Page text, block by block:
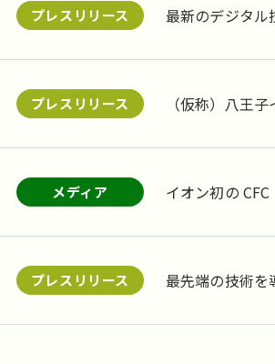
プレスリリース 最新のデジタル
プレスリリース （仮称）八王
メディア イオン初の
プレスリリース
最先端の技術